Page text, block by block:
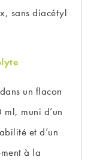
sans diacétyl
un flacon
muni d’un
et d’un
à la